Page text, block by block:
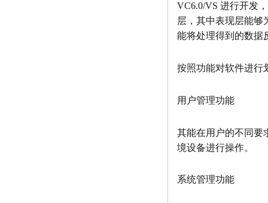
VC6.0/VS 进行开发
层，其中表现层能够
能将处理得到的数据
按照功能对软件进行
用户管理功能
其能在用户的不同要
境设备进行操作。
系统管理功能